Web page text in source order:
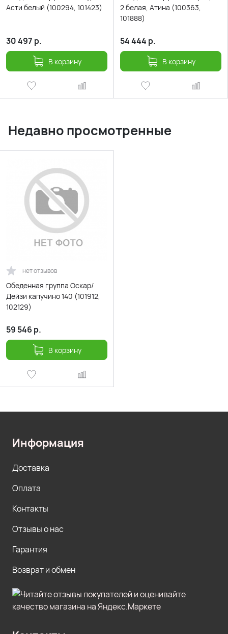
Асти белый (100294, 101423)
30 497 р.
В корзину
2 белая, Атина (100363,
101888)
54 444 р.
В корзину
Недавно просмотренные
нет отзывов
Обеденная группа Оскар/
Дейзи капучино 140 (101912,
102129)
59 546 р.
В корзину
Информация
Доставка
Оплата
Контакты
Отзывы о нас
Гарантия
Возврат и обмен